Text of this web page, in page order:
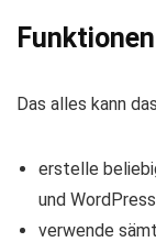
Funktionen
Das alles kann
erstelle
und WordPress
verwende